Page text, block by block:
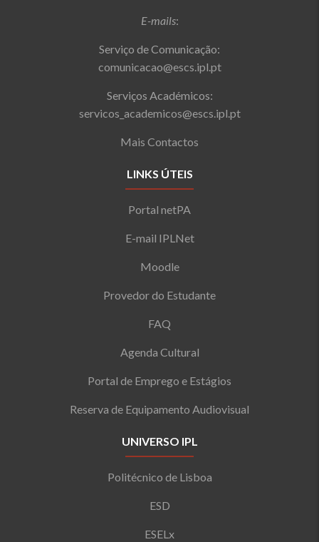
E-mails:
Serviço de Comunicação:
comunicacao@escs.ipl.pt
Serviços Académicos:
servicos_academicos@escs.ipl.pt
Mais Contactos
LINKS ÚTEIS
Portal netPA
E-mail IPLNet
Moodle
Provedor do Estudante
FAQ
Agenda Cultural
Portal de Emprego e Estágios
Reserva de Equipamento Audiovisual
UNIVERSO IPL
Politécnico de Lisboa
ESD
ESELx